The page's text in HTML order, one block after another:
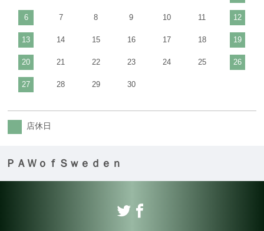
6 7 8 9 10 11 12
13 14 15 16 17 18 19
20 21 22 23 24 25 26
27 28 29 30
店休日
ＰＡＷｏｆＳｗｅｄｅｎ